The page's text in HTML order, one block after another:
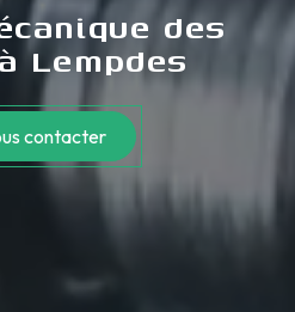
des
Lempdes
contacter